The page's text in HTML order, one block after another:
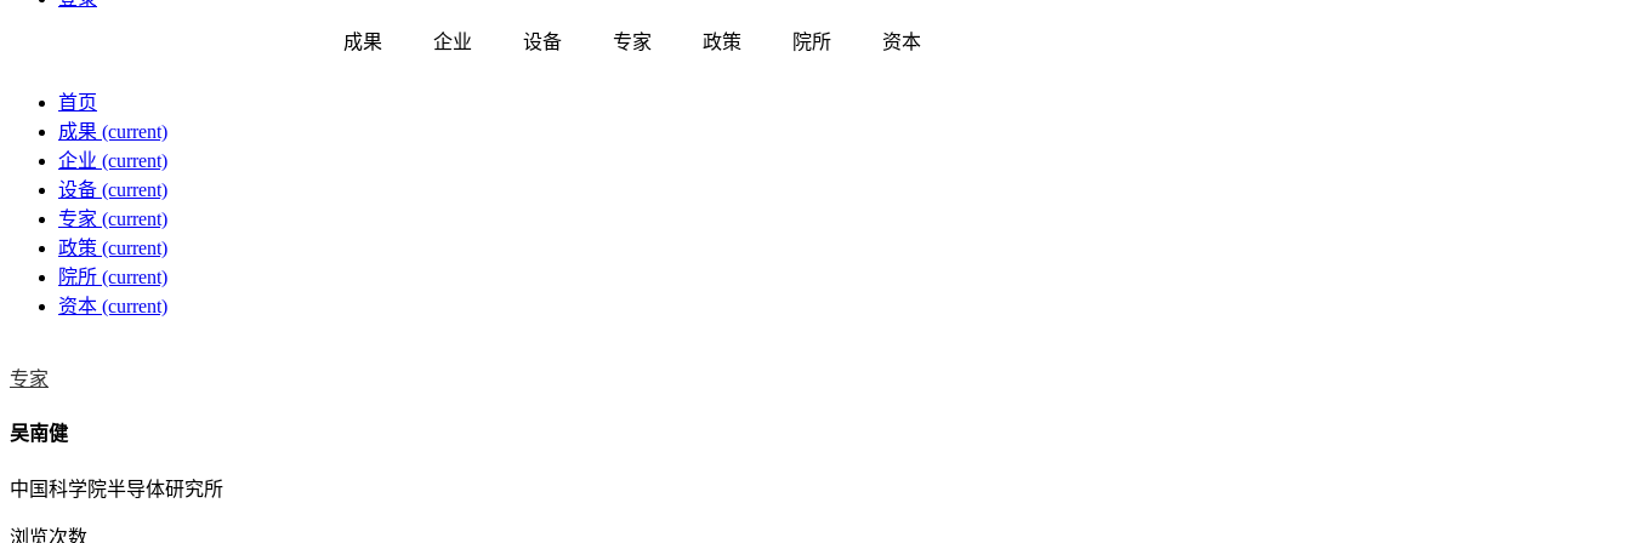
成果 企业 设备 专家 政策 院所 资本
首页
成果 (current)
企业 (current)
设备 (current)
专家 (current)
政策 (current)
院所 (current)
资本 (current)
专家
吴南健
中国科学院半导体研究所
浏览次数